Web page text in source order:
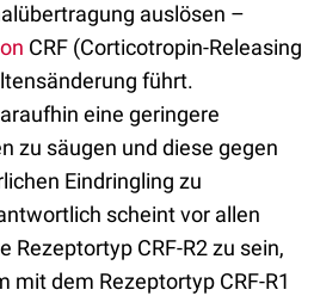
auslösen –
CRF (Corticotropin-Releasing
führt.
eine geringere
zu säugen und diese gegen
Eindringling zu
scheint vor allen
Rezeptortyp CRF-R2 zu sein,
mit dem Rezeptortyp CRF-R1